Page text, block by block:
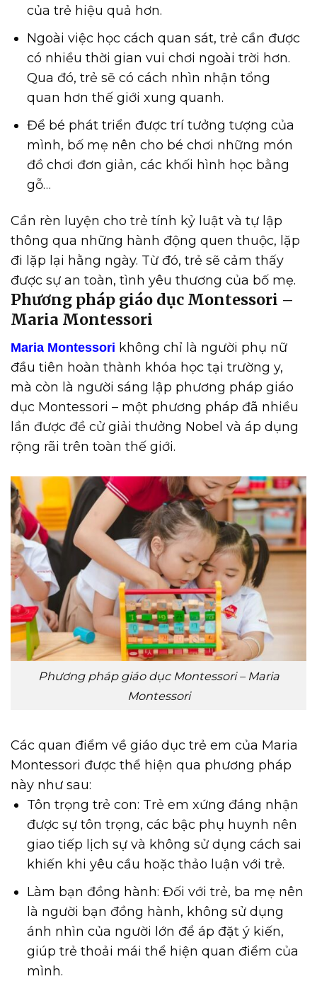
của trẻ hiệu quả hơn.
Ngoài việc học cách quan sát, trẻ cần được
có nhiều thời gian vui chơi ngoài trời hơn.
Qua đó, trẻ sẽ có cách nhìn nhận tổng
quan hơn thế giới xung quanh.
Để bé phát triển được trí tưởng tượng của
mình, bố mẹ nên cho bé chơi những món
đồ chơi đơn giản, các khối hình học bằng
gỗ…
Cần rèn luyện cho trẻ tính kỷ luật và tự lập
thông qua những hành động quen thuộc, lặp
đi lặp lại hằng ngày. Từ đó, trẻ sẽ cảm thấy
được sự an toàn, tình yêu thương của bố mẹ.
Phương pháp giáo dục Montessori –
Maria Montessori
Maria Montessori không chỉ là người phụ nữ
đầu tiên hoàn thành khóa học tại trường y,
mà còn là người sáng lập phương pháp giáo
dục Montessori – một phương pháp đã nhiều
lần được đề cử giải thưởng Nobel và áp dụng
rộng rãi trên toàn thế giới.
Phương pháp giáo dục Montessori – Maria
Montessori
Các quan điểm về giáo dục trẻ em của Maria
Montessori được thể hiện qua phương pháp
này như sau:
Tôn trọng trẻ con: Trẻ em xứng đáng nhận
được sự tôn trọng, các bậc phụ huynh nên
giao tiếp lịch sự và không sử dụng cách sai
khiến khi yêu cầu hoặc thảo luận với trẻ.
Làm bạn đồng hành: Đối với trẻ, ba mẹ nên
là người bạn đồng hành, không sử dụng
ánh nhìn của người lớn để áp đặt ý kiến,
giúp trẻ thoải mái thể hiện quan điểm của
mình.